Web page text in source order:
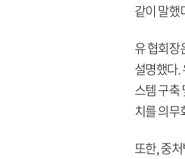
같이 말했
유 협회장
설명했다.
스템 구축
치를 의무
또한, 중